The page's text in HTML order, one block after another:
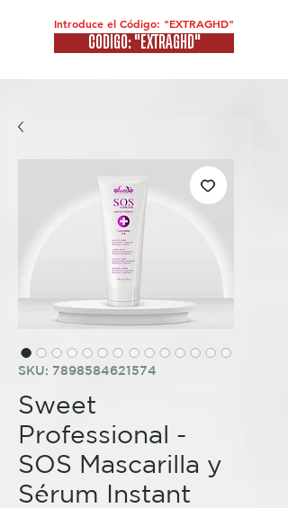
Introduce el Código: "EXTRAGHD"
CÓDIGO: "EXTRAGHD"
SKU: 7898584621574
Sweet
Professional -
SOS Mascarilla y
Sérum Instant